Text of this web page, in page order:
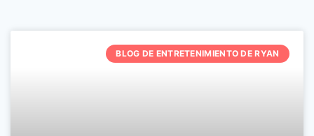
BLOG DE ENTRETENIMIENTO DE RYAN